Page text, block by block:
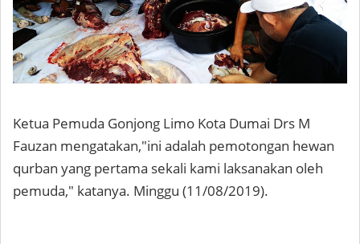
Ketua Pemuda Gonjong Limo Kota Dumai Drs M
Fauzan mengatakan,"ini adalah pemotongan hewan
qurban yang pertama sekali kami laksanakan oleh
pemuda," katanya. Minggu (11/08/2019).